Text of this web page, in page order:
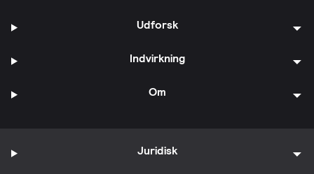
Udforsk
Indvirkning
Om
Juridisk